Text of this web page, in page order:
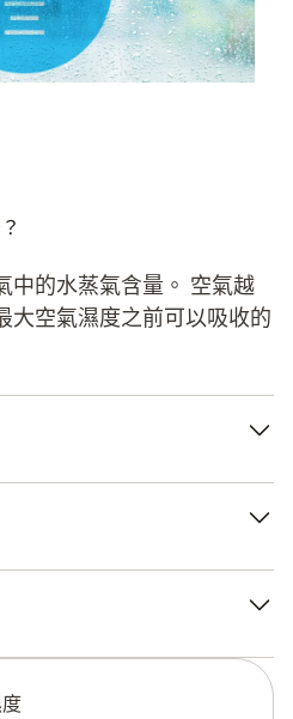
內
歐洲法規中的濕度
中的水蒸氣含量。 空氣越
大空氣濕度之前可以吸收的
的相對關係。 其單位為「相對
（g/m³）的單位表示，例如用
。 它指的是空氣必須冷卻至該
如，流程溫度如果低於露點，